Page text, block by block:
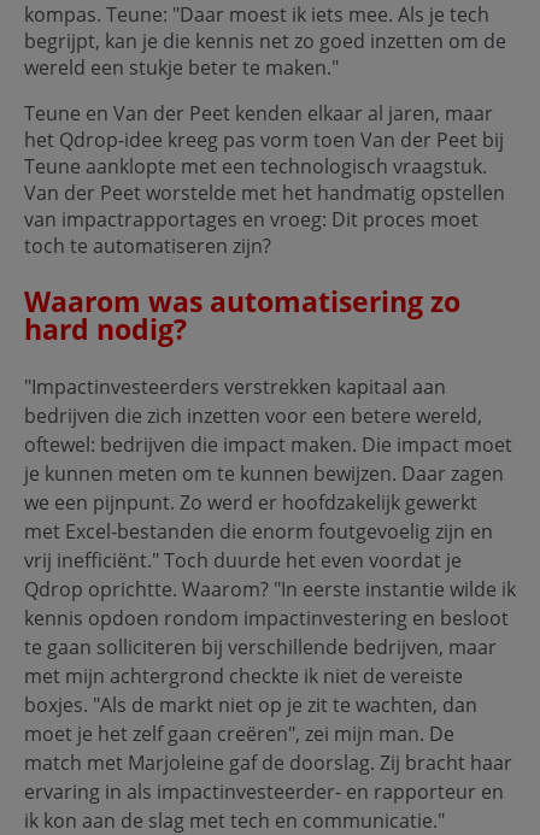
kompas. Teune: "Daar moest ik iets mee. Als je tech
begrijpt, kan je die kennis net zo goed inzetten om de
wereld een stukje beter te maken."
Teune en Van der Peet kenden elkaar al jaren, maar
het Qdrop-idee kreeg pas vorm toen Van der Peet bij
Teune aanklopte met een technologisch vraagstuk.
Van der Peet worstelde met het handmatig opstellen
van impactrapportages en vroeg: Dit proces moet
toch te automatiseren zijn?
Waarom was automatisering zo
hard nodig?
"Impactinvesteerders verstrekken kapitaal aan
bedrijven die zich inzetten voor een betere wereld,
oftewel: bedrijven die impact maken. Die impact moet
je kunnen meten om te kunnen bewijzen. Daar zagen
we een pijnpunt. Zo werd er hoofdzakelijk gewerkt
met Excel-bestanden die enorm foutgevoelig zijn en
vrij inefficiënt." Toch duurde het even voordat je
Qdrop oprichtte. Waarom? "In eerste instantie wilde ik
kennis opdoen rondom impactinvestering en besloot
te gaan solliciteren bij verschillende bedrijven, maar
met mijn achtergrond checkte ik niet de vereiste
boxjes. "Als de markt niet op je zit te wachten, dan
moet je het zelf gaan creëren", zei mijn man. De
match met Marjoleine gaf de doorslag. Zij bracht haar
ervaring in als impactinvesteerder- en rapporteur en
ik kon aan de slag met tech en communicatie."